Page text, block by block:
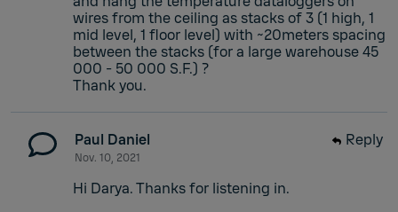
wires from the ceiling as stacks of 3 (1 high, 1
mid level, 1 floor level) with ~20meters spacing
between the stacks (for a large warehouse 45
000 - 50 000 S.F.) ?
Thank you.
Paul Daniel
Nov. 10, 2021
Hi Darya. Thanks for listening in.
Reply